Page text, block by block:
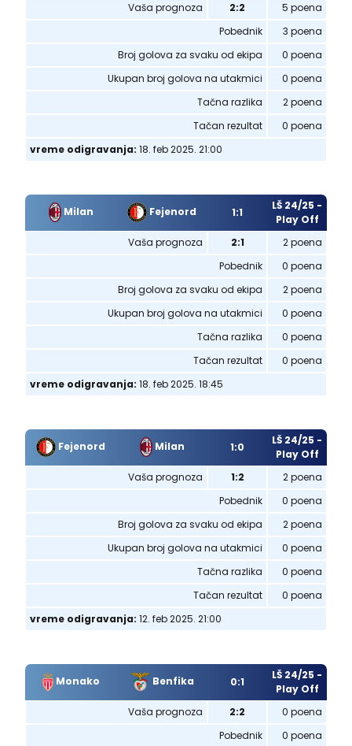
Vaša prognoza
2:2
5 poena
Pobednik
3 poena
Broj golova za svaku od ekipa
0 poena
Ukupan broj golova na utakmici
0 poena
Tačna razlika
2 poena
Tačan rezultat
0 poena
vreme odigravanja: 18. feb 2025. 21:00
Milan Fejenord 1:1
LŠ 24/25 -
Play Off
Vaša prognoza
2:1
2 poena
Pobednik
0 poena
Broj golova za svaku od ekipa
2 poena
Ukupan broj golova na utakmici
0 poena
Tačna razlika
0 poena
Tačan rezultat
0 poena
vreme odigravanja: 18. feb 2025. 18:45
Fejenord Milan 1:0
LŠ 24/25 -
Play Off
Vaša prognoza
1:2
2 poena
Pobednik
0 poena
Broj golova za svaku od ekipa
2 poena
Ukupan broj golova na utakmici
0 poena
Tačna razlika
0 poena
Tačan rezultat
0 poena
vreme odigravanja: 12. feb 2025. 21:00
Monako Benfika 0:1
LŠ 24/25 -
Play Off
Vaša prognoza
2:2
0 poena
Pobednik
0 poena